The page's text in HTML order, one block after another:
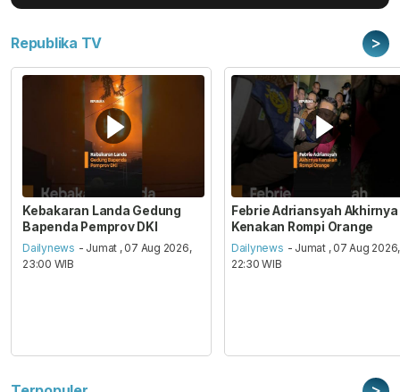
Republika TV >
Kebakaran Landa Gedung
Bapenda Pemprov DKI
Dailynews - Jumat , 07 Aug 2026,
23:00 WIB
Febrie Adriansyah Akhirnya
Kenakan Rompi Orange
Dailynews - Jumat , 07 Aug 2026,
22:30 WIB